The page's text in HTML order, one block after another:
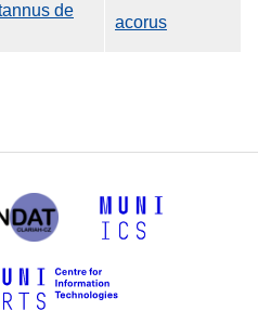
de
acorus